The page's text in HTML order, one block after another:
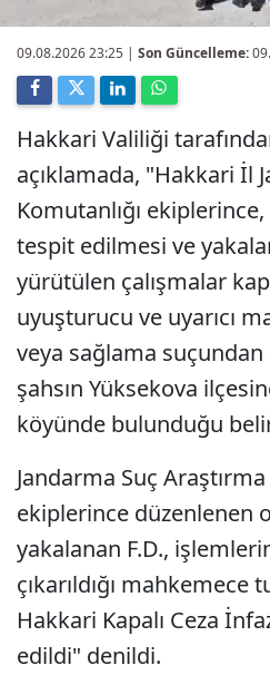
09.08.2026 23:25 | Son Güncelleme:
Hakkari Valiliği
açıklamada, "Hakkari İl
Komutanlığı
tespit edilmesi ve
yürütülen çalışmalar
uyuşturucu ve uyarıcı
veya sağlama suçundan
şahsın Yüksekova
köyünde bulunduğu
Jandarma Suç Araştırma
ekiplerince düzenlenen
yakalanan F.D.,
çıkarıldığı mahkemece
Hakkari Kapalı Ceza
edildi" denildi.